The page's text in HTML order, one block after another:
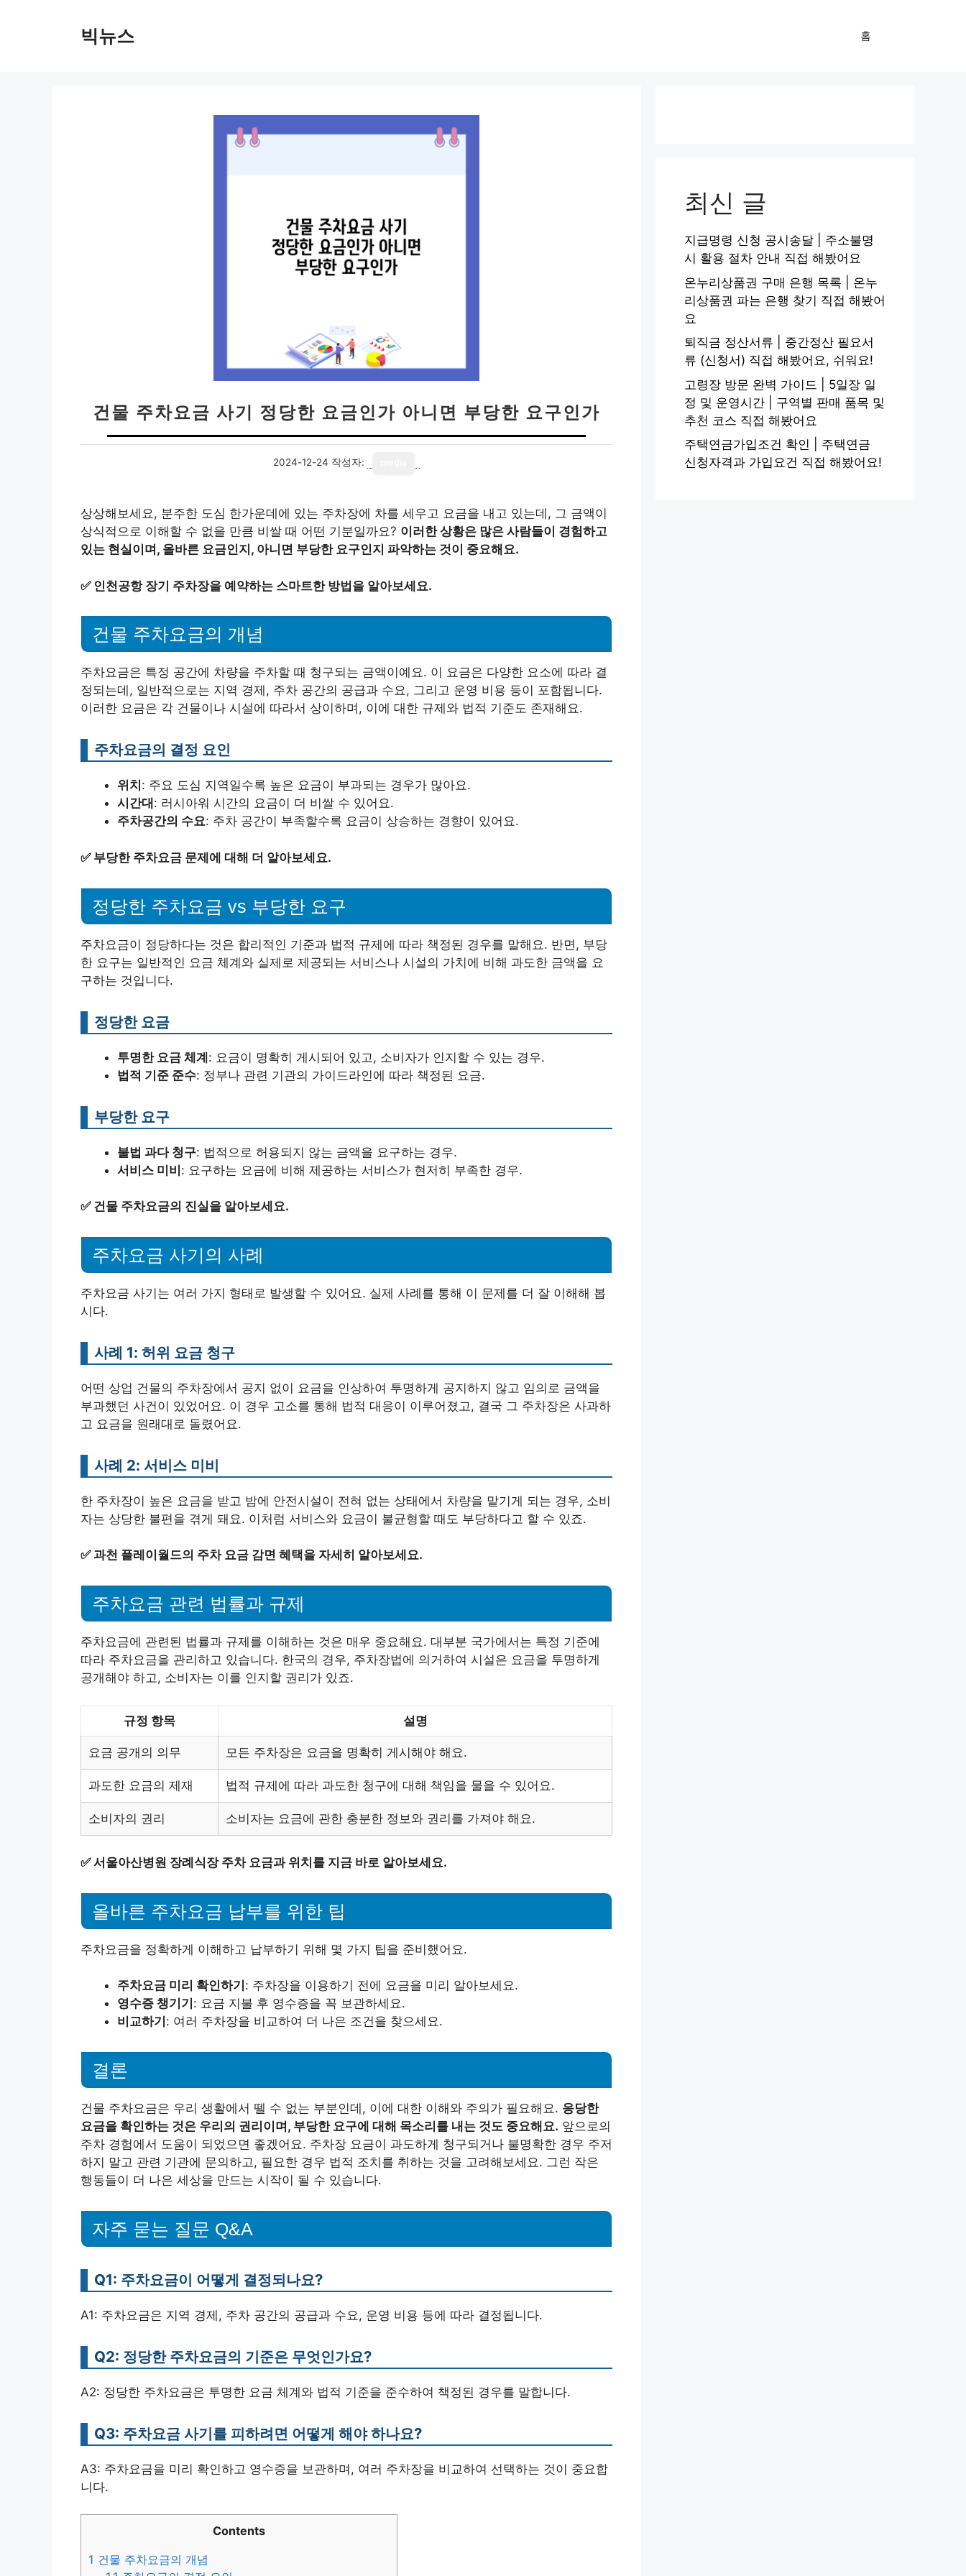
빅뉴스 홈
건물 주차요금 사기 정당한 요금인가 아니면 부당한 요구인가
2024-12-24 작성자:
상상해보세요, 분주한 도심 한가운데에 있는 주차장에 차를 세우고 요금을 내고 있는데, 그 금액이
상식적으로 이해할 수 없을 만큼 비쌀 때 어떤 기분일까요? 이러한 상황은 많은 사람들이 경험하고
있는 현실이며, 올바른 요금인지, 아니면 부당한 요구인지 파악하는 것이 중요해요.
✅ 인천공항 장기 주차장을 예약하는 스마트한 방법을 알아보세요.
건물 주차요금의 개념
주차요금은 특정 공간에 차량을 주차할 때 청구되는 금액이예요. 이 요금은 다양한 요소에 따라 결
정되는데, 일반적으로는 지역 경제, 주차 공간의 공급과 수요, 그리고 운영 비용 등이 포함됩니다.
이러한 요금은 각 건물이나 시설에 따라서 상이하며, 이에 대한 규제와 법적 기준도 존재해요.
주차요금의 결정 요인
위치 : 주요 도심 지역일수록 높은 요금이 부과되는 경우가 많아요.
시간대 : 러시아워 시간의 요금이 더 비쌀 수 있어요.
주차공간의 수요: 주차 공간이 부족할수록 요금이 상승하는 경향이 있어요.
✅ 부당한 주차요금 문제에 대해 더 알아보세요.
정당한 주차요금 vs 부당한 요구
주차요금이 정당하다는 것은 합리적인 기준과 법적 규제에 따라 책정된 경우를 말해요. 반면, 부당
한 요구는 일반적인 요금 체계와 실제로 제공되는 서비스나 시설의 가치에 비해 과도한 금액을 요
구하는 것입니다.
정당한 요금
투명한 요금 체계: 요금이 명확히 게시되어 있고, 소비자가 인지할 수 있는 경우.
법적 기준 준수: 정부나 관련 기관의 가이드라인에 따라 책정된 요금.
부당한 요구
불법 과다 청구: 법적으로 허용되지 않는 금액을 요구하는 경우.
서비스 미비: 요구하는 요금에 비해 제공하는 서비스가 현저히 부족한 경우.
✅ 건물 주차요금의 진실을 알아보세요.
주차요금 사기의 사례
주차요금 사기는 여러 가지 형태로 발생할 수 있어요. 실제 사례를 통해 이 문제를 더 잘 이해해 봅
시다.
사례 1: 허위 요금 청구
어떤 상업 건물의 주차장에서 공지 없이 요금을 인상하여 투명하게 공지하지 않고 임의로 금액을
부과했던 사건이 있었어요. 이 경우 고소를 통해 법적 대응이 이루어졌고, 결국 그 주차장은 사과하
고 요금을 원래대로 돌렸어요.
사례 2: 서비스 미비
한 주차장이 높은 요금을 받고 밤에 안전시설이 전혀 없는 상태에서 차량을 맡기게 되는 경우, 소비
자는 상당한 불편을 겪게 돼요. 이처럼 서비스와 요금이 불균형할 때도 부당하다고 할 수 있죠.
✅과천 플레이월드의 주차 요금 감면 혜택을 자세히 알아보세요.
주차요금 관련 법률과 규제
주차요금에 관련된 법률과 규제를 이해하는 것은 매우 중요해요. 대부분 국가에서는 특정 기준에
따라 주차요금을 관리하고 있습니다. 한국의 경우, 주차장법에 의거하여 시설은 요금을 투명하게
공개해야 하고, 소비자는 이를 인지할 권리가 있죠.
규정 항목 설명
요금 공개의 의무 모든 주차장은 요금을 명확히 게시해야 해요.
과도한 요금의 제재 법적 규제에 따라 과도한 청구에 대해 책임을 물을 수 있어요.
소비자의 권리 소비자는 요금에 관한 충분한 정보와 권리를 가져야 해요.
✅서울아산병원 장례식장 주차 요금과 위치를 지금 바로 알아보세요.
올바른 주차요금 납부를 위한 팁
주차요금을 정확하게 이해하고 납부하기 위해 몇 가지 팁을 준비했어요.
주차요금 미리 확인하기 : 주차장을 이용하기 전에 요금을 미리 알아보세요.
영수증 챙기기 : 요금 지불 후 영수증을 꼭 보관하세요.
비교하기 : 여러 주차장을 비교하여 더 나은 조건을 찾으세요.
결론
건물 주차요금은 우리 생활에서 뗄 수 없는 부분인데, 이에 대한 이해와 주의가 필요해요. 응당한
요금을 확인하는 것은 우리의 권리이며, 부당한 요구에 대해 목소리를 내는 것도 중요해요. 앞으로의
주차 경험에서 도움이 되었으면 좋겠어요. 주차장 요금이 과도하게 청구되거나 불명확한 경우 주저
하지 말고 관련 기관에 문의하고, 필요한 경우 법적 조치를 취하는 것을 고려해보세요. 그런 작은
행동들이 더 나은 세상을 만드는 시작이 될 수 있습니다.
자주 묻는 질문 Q&A
Q1: 주차요금이 어떻게 결정되나요?
A1: 주차요금은 지역 경제, 주차 공간의 공급과 수요, 운영 비용 등에 따라 결정됩니다.
Q2: 정당한 주차요금의 기준은 무엇인가요?
A2: 정당한 주차요금은 투명한 요금 체계와 법적 기준을 준수하여 책정된 경우를 말합니다.
Q3: 주차요금 사기를 피하려면 어떻게 해야 하나요?
A3: 주차요금을 미리 확인하고 영수증을 보관하며, 여러 주차장을 비교하여 선택하는 것이 중요합
니다.
Contents
1 건물 주차요금의 개념
최신 글
지급명령 신청 공시송달 | 주소불명
시 활용 절차 안내 직접 해봤어요
온누리상품권 구매 은행 목록 | 온누
리상품권 파는 은행 찾기 직접 해봤어
요
퇴직금 정산서류 | 중간정산 필요서
류 (신청서) 직접 해봤어요, 쉬워요!
고령장 방문 완벽 가이드 | 5일장 일
정 및 운영시간 | 구역별 판매 품목 및
추천 코스 직접 해봤어요
주택연금가입조건 확인 | 주택연금
신청자격과 가입요건 직접 해봤어요!